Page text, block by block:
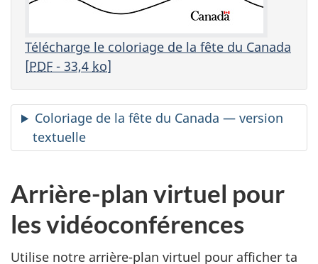
Télécharge le coloriage de la fête du Canada
[PDF - 33,4 ko]
Coloriage de la fête du Canada — version
textuelle
Arrière-plan virtuel pour
les vidéoconférences
Utilise notre arrière-plan virtuel pour afficher ta